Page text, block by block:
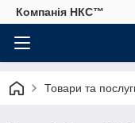
Компанія НКС™
Товари та